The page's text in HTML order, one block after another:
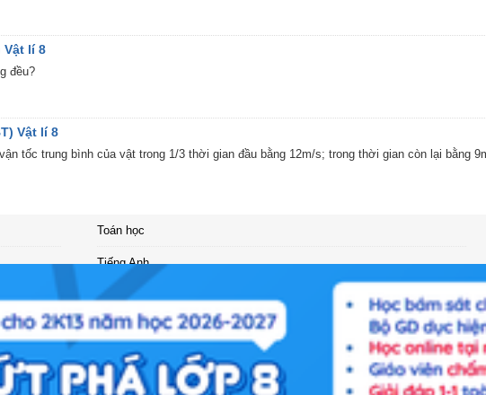
Vật lí 8
đều?
Vật lí 8
tốc trung bình của vật trong 1/3 thời gian đầu bằng 12m/s; trong thời gian còn lại bằng
Toán học
Tiếng Anh
Hóa học
Lịch sử
Giáo dục công dân
Đạo đức